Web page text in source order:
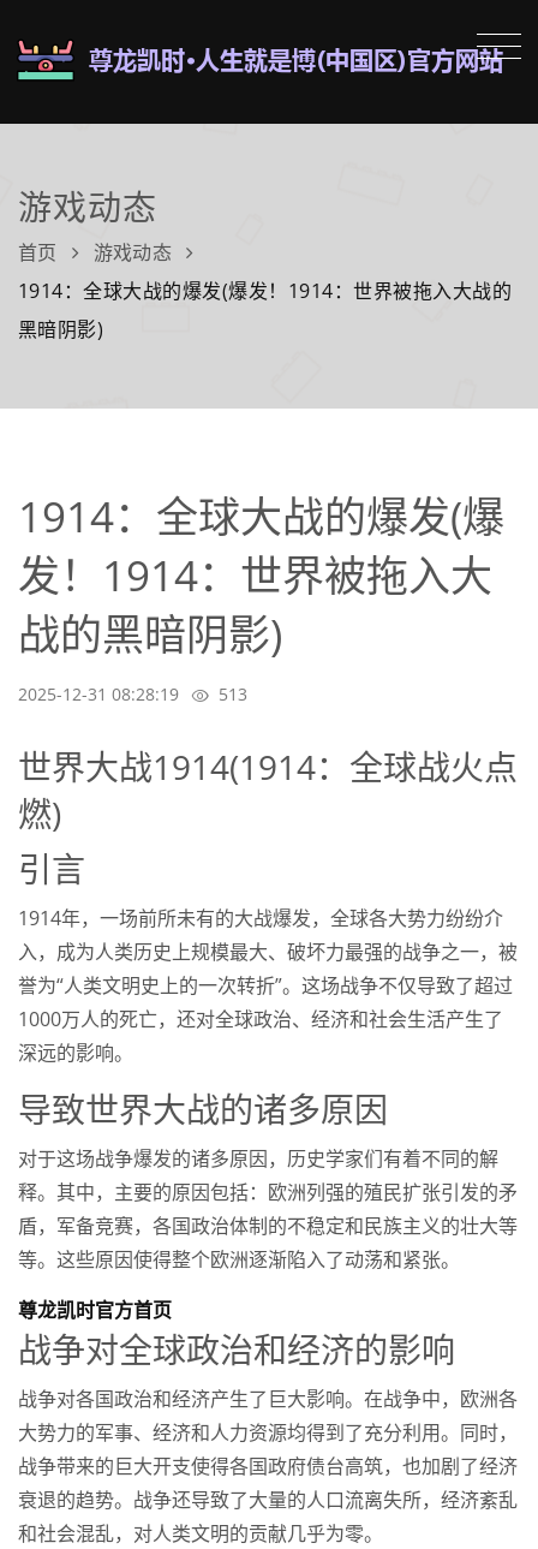
游戏动态
首页
游戏动态
1914：全球大战的爆发(爆发！1914：世界被拖入大战的
黑暗阴影)
1914：全球大战的爆发(爆
发！1914：世界被拖入大
战的黑暗阴影)
2025-12-31 08:28:19 513
世界大战1914(1914：全球战火点
燃)
引言
1914年，一场前所未有的大战爆发，全球各大势力纷纷介
入，成为人类历史上规模最大、破坏力最强的战争之一，被
誉为“人类文明史上的一次转折”。这场战争不仅导致了超过
1000万人的死亡，还对全球政治、经济和社会生活产生了
深远的影响。
导致世界大战的诸多原因
对于这场战争爆发的诸多原因，历史学家们有着不同的解
释。其中，主要的原因包括：欧洲列强的殖民扩张引发的矛
盾，军备竞赛，各国政治体制的不稳定和民族主义的壮大等
等。这些原因使得整个欧洲逐渐陷入了动荡和紧张。
尊龙凯时官方首页
战争对全球政治和经济的影响
战争对各国政治和经济产生了巨大影响。在战争中，欧洲各
大势力的军事、经济和人力资源均得到了充分利用。同时，
战争带来的巨大开支使得各国政府债台高筑，也加剧了经济
衰退的趋势。战争还导致了大量的人口流离失所，经济紊乱
和社会混乱，对人类文明的贡献几乎为零。